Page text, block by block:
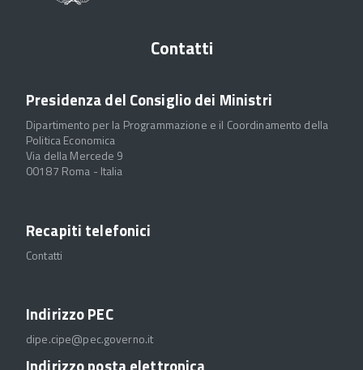
Contatti
Presidenza del Consiglio dei Ministri
Dipartimento per la Programmazione e il Coordinamento della
Politica Economica
Via della Mercede 9
00187 Roma - Italia
Recapiti telefonici
Contatti
Indirizzo PEC
dipe.cipe@pec.governo.it